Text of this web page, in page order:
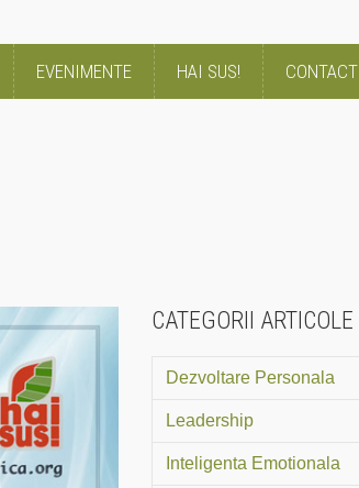
EVENIMENTE HAI SUS! CONTACT
CATEGORII ARTICOLE
Dezvoltare Personala
Leadership
Inteligenta Emotionala